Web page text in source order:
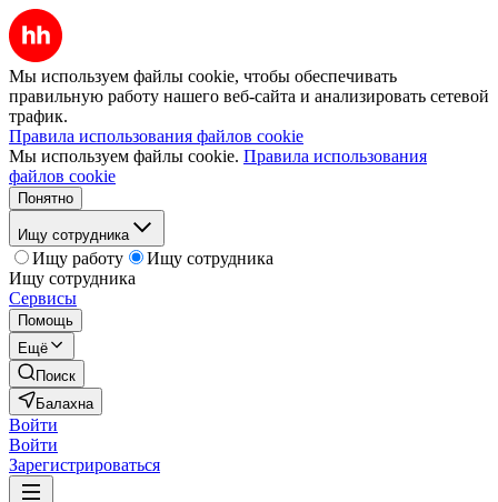
Мы используем файлы cookie, чтобы обеспечивать
правильную работу нашего веб-сайта и анализировать сетевой
трафик.
Правила использования файлов cookie
Мы используем файлы cookie. Правила использования
файлов cookie
Понятно
Ищу сотрудника
Ищу работу
Ищу сотрудника
Ищу сотрудника
Сервисы
Помощь
Ещё
Поиск
Балахна
Войти
Войти
Зарегистрироваться